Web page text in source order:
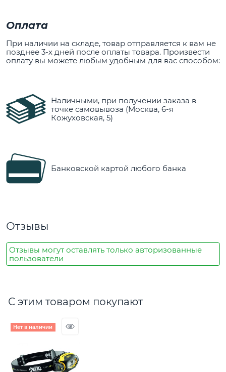
Оплата
При наличии на складе, товар отправляется к вам не
позднее 3-х дней после оплаты товара. Произвести
оплату вы можете любым удобным для вас способом:
Наличными, при получении заказа в
точке самовывоза (Москва, 6-я
Кожуховская, 5)
Банковской картой любого банка
Отзывы
Отзывы могут оставлять только авторизованные
пользователи
С этим товаром покупают
Нет в наличии